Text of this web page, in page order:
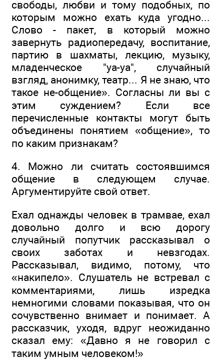
свободы, любви и тому подобных, по
которым можно ехать куда угодно...
Слово - пакет, в который можно
завернуть радиопередачу, воспитание,
партию в шахматы, лекцию, музыку,
младенческое "уа-уа", случайный
взгляд, анонимку, театр... Я не знаю, что
такое не-общение». Согласны ли вы с
этим суждением? Если все
перечисленные контакты могут быть
объединены понятием «общение», то
по каким признакам?
4. Можно ли считать состоявшимся
общение в следующем случае.
Аргументируйте свой ответ.
Ехал однажды человек в трамвае, ехал
довольно долго и всю дорогу
случайный попутчик рассказывал о
своих заботах и невзгодах.
Рассказывал, видимо, потому, что
«накипело». Слушатель не встревал с
комментариями, лишь изредка
немногими словами показывая, что он
сочувственно внимает и понимает. А
рассказчик, уходя, вдруг неожиданно
сказал ему: «Давно я не говорил с
таким умным человеком!»